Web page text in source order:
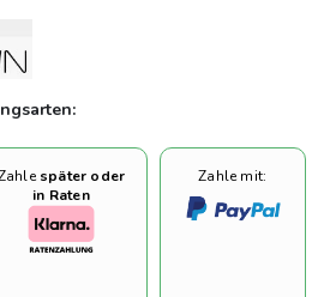
später oder
in Raten
Zahle mit: